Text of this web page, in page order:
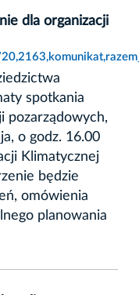
dla organizacji
spotkania
pozarządowych,
o godz. 16.00
Klimatycznej
będzie
omówienia
planowania